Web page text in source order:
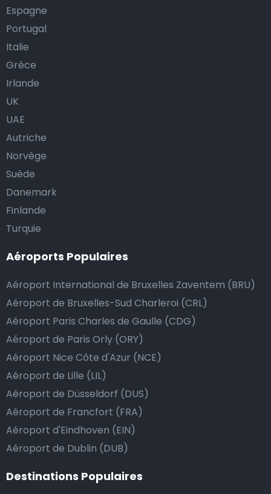
Espagne
Portugal
Italie
Grèce
Irlande
UK
UAE
Autriche
Norvège
Suède
Danemark
Finlande
Turquie
Aéroports Populaires
Aéroport International de Bruxelles Zaventem (BRU)
Aéroport de Bruxelles-Sud Charleroi (CRL)
Aéroport Paris Charles de Gaulle (CDG)
Aéroport de Paris Orly (ORY)
Aéroport Nice Côte d'Azur (NCE)
Aéroport de Lille (LIL)
Aéroport de Düsseldorf (DUS)
Aéroport de Francfort (FRA)
Aéroport d'Eindhoven (EIN)
Aéroport de Dublin (DUB)
Destinations Populaires